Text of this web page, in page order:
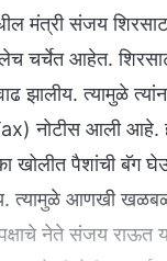
मंत्री संजय
चर्चेत आहेत. शिरसाट
वाढ झालीय. त्यामुळे
नोटीस आली आहे.
खोलीत पैशांची बॅग
त्यामुळे आणखी
नेते संजय राऊत